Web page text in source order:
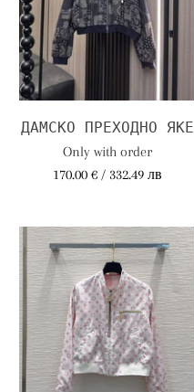
ДАМСКО ПРЕХОДНО ЯКЕ
Only with order
170.00 € / 332.49 лв